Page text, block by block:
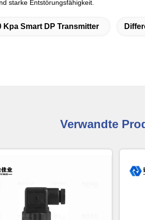
starke Entstörungsfähigkeit.
Kpa Smart DP Transmitter
Verwandte